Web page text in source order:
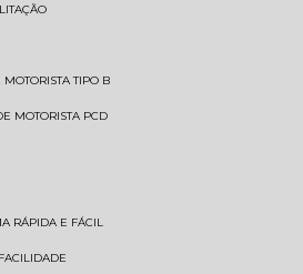
MOTORISTA TIPO B
MOTORISTA PCD
RÁPIDA E FÁCIL